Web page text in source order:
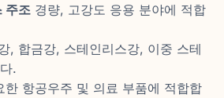
주조 경량, 고강도 응용 분야에 적합
, 합금강, 스테인리스강, 이중 스테
.
한 항공우주 및 의료 부품에 적합합